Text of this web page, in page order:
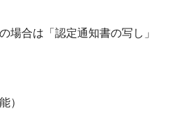
場合は「認定通知書の写し」
）